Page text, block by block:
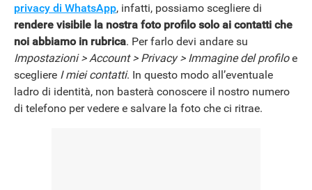
privacy di WhatsApp, infatti, possiamo scegliere di
rendere visibile la nostra foto profilo solo ai contatti che
noi abbiamo in rubrica. Per farlo devi andare su
Impostazioni > Account > Privacy > Immagine del profiloe
scegliere I miei contatti. In questo modo all’eventuale
ladro di identità, non basterà conoscere il nostro numero
di telefono per vedere e salvare la foto che ci ritrae.